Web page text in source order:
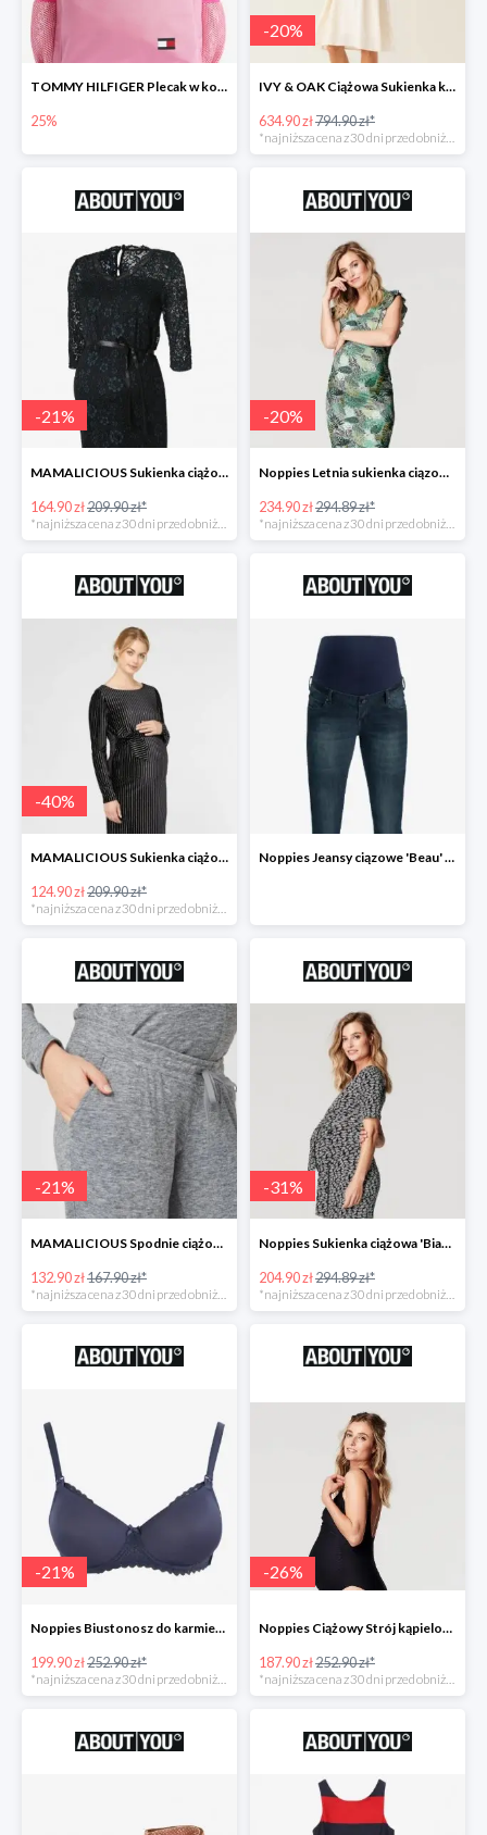
TOMMY HILFIGER Plecak w kolorze różowym -25%
25%
-20%
IVY & OAK Ciążowa Sukienka koszulowa -20%
634.90 zł794.90 zł*
*najniższa cena z 30 dni przed obniżką
-21%
MAMALICIOUS Sukienka ciążowa -21%
164.90 zł209.90 zł*
-20%
Noppies Letnia sukienka ciązowa 'Belle' -20%
234.90 zł294.89 zł*
-40%
MAMALICIOUS Sukienka ciążowa -40%
124.90 zł209.90 zł*
*najniższa cena z 30 dni przed obniżką
Noppies Jeansy ciązowe 'Beau' -51%
-21%
MAMALICIOUS Spodnie ciążowe -21%
132.90 zł167.90 zł*
-31%
Noppies Sukienka ciążowa 'Bianca' -31%
204.90 zł294.89 zł*
-21%
Noppies Biustonosz do karmienia 'Geo Lace' -21%
199.90 zł252.90 zł*
-26%
Noppies Ciążowy Strój kąpielowy 'Bibi' -26%
187.90 zł252.90 zł*